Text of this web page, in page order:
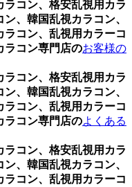
コン、格安乱視用カラ
、韓国乱視カラコン、
コン、乱視用カラーコ
ラコン専門店のお客様の
コン、格安乱視用カラ
、韓国乱視カラコン、
コン、乱視用カラーコ
ラコン専門店のよくある
コン、格安乱視用カラ
、韓国乱視カラコン、
コン、乱視用カラーコ